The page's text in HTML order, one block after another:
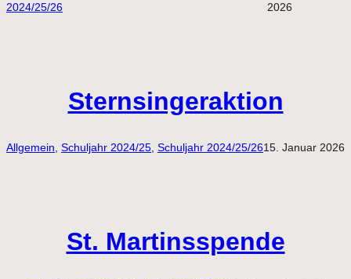
2024/25/26
2026
Sternsingeraktion
Allgemein, Schuljahr 2024/25, Schuljahr 2024/25/2615. Januar 2026
St. Martinsspende